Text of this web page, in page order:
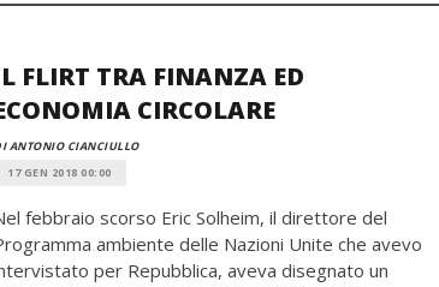
FLIRT TRA FINANZA ED
CIRCOLARE
ANTONIO CIANCIULLO
17 GEN 2018 00:00
febbraio scorso Eric Solheim, il direttore del
ambiente delle Nazioni Unite che avevo
per Repubblica, aveva disegnato un